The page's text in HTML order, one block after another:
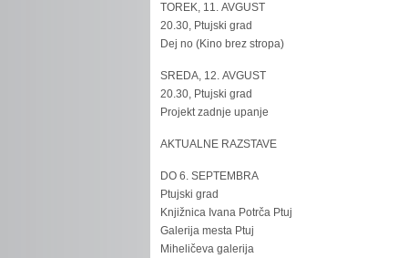
TOREK, 11. AVGUST
20.30, Ptujski grad
Dej no (Kino brez stropa)
SREDA, 12. AVGUST
20.30, Ptujski grad
Projekt zadnje upanje
AKTUALNE RAZSTAVE
DO 6. SEPTEMBRA
Ptujski grad
Knjižnica Ivana Potrča Ptuj
Galerija mesta Ptuj
Miheličeva galerija